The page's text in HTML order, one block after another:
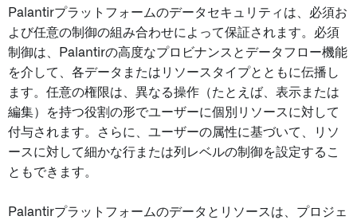
Palantirプラットフォームのデータセキュリティは、必須お
よび任意の制御の組み合わせによって保証されます。必須
制御は、Palantirの高度なプロビナンスとデータフロー機能
を介して、各データまたはリソースタイプとともに伝播し
ます。任意の権限は、異なる操作（たとえば、表示または
編集）を持つ役割の形でユーザーに個別リソースに対して
付与されます。さらに、ユーザーの属性に基づいて、リソ
ースに対して細かな行または列レベルの制御を設定するこ
ともできます。
Palantirプラットフォームのデータとリソースは、プロジェ